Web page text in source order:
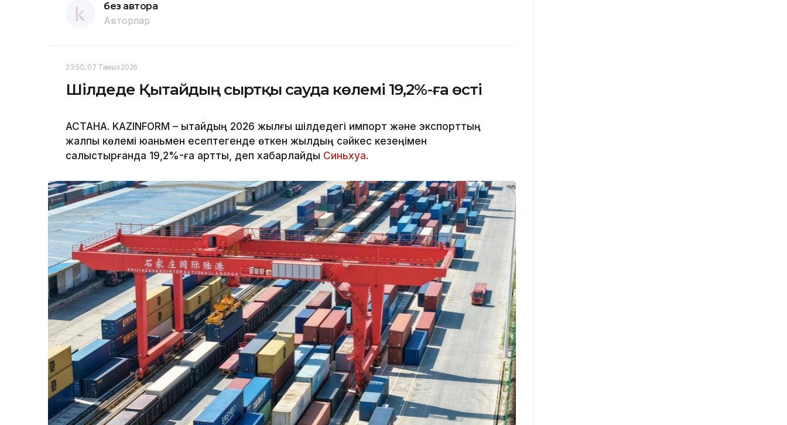
без автора
Авторлар
23:50, 07 Тамыз 2026
Шілдеде Қытайдың сыртқы сауда көлемі 19,2%-ға өсті
АСТАНА. KAZINFORM – Қытайдың 2026 жылғы шілдедегі импорт және экспорттың
жалпы көлемі юаньмен есептегенде өткен жылдың сәйкес кезеңімен
салыстырғанда 19,2%-ға артты, деп хабарлайды Синьхуа.